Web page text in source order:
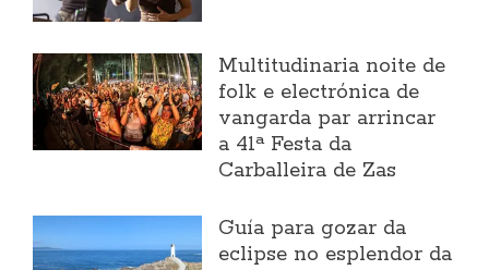
Multitudinaria noite de
folk e electrónica de
vangarda par arrincar
a 41ª Festa da
Carballeira de Zas
Guía para gozar da
eclipse no esplendor da